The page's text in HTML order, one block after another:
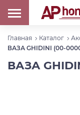
Главная Каталог
ВАЗА GHIDINI (00-
ВАЗА